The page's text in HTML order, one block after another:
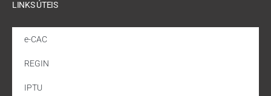
LINKS ÚTEIS
e-CAC
REGIN
IPTU